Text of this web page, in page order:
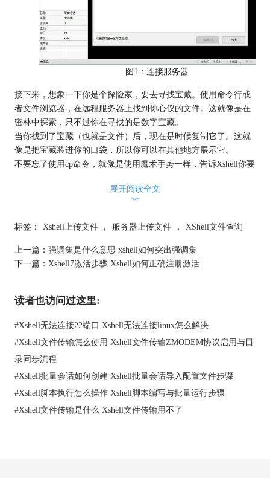
图1：连接服务器
接下来，想象一下你是个探险家，要去寻找宝藏。使用命令行或
者文件浏览器，在远程服务器上找到你心仪的文件。这就像是在
密林中探索，只不过你在寻找的是数字宝藏。
当你找到了宝藏（也就是文件）后，现在是时候复制它了。这就
像是把宝藏装进你的口袋，所以你可以在其他地方展示它。
不要忘了使用cp命令，就像是使用魔术手势一样，告诉Xshell你要
件夹，就告诉Xshell这个命令：
图2：输出命令
拥有者。
一过程可能有点像探险，但Xshell会让它变得既简单又有趣。
二、Xshell如何把文件复制到本地文件夹
当您想把本地文件送上云时，Xshell也能轻松帮您搞定。这就像是
把您的宝藏放在云端，让世界各地的人都能看到。
首先，打开Xshell，就像是准备启程前往云端的冒险之旅。登录到
接下来，回到您的本地计算机，找到您想要上传的文件，就像是
展开阅读全文
︾
标签： Xshell上传文件 ， 服务器上传文件 ， XShell文件查询
上一篇： 强调集是什么意思 xshell如何突出强调集
下一篇： Xshell7激活步骤 Xshell如何正确注册激活
读者也访问过这里:
#Xshell无法连接22端口 Xshell无法连接linux怎么解决
#Xshell文件传输怎么使用 Xshell文件传输ZMODEM协议启用与目
录同步流程
#Xshell批量会话如何创建 Xshell批量会话导入配置文件步骤
#Xshell脚本执行怎么操作 Xshell脚本编写与批量运行步骤
#Xshell文件传输是什么 Xshell文件传输用不了